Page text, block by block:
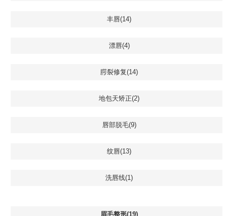
丰唇(14)
漂唇(4)
腭裂修复(14)
地包天矫正(2)
唇部脱毛(9)
纹唇(13)
洗唇线(1)
眉毛整形(19)